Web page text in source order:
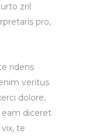
zril
pro,
ridens
veritus
dolore,
eam diceret
te